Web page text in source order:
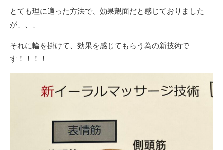
とても理に適った方法で、効果覿面だと感じておりました
が、、、
それに輪を掛けて、効果を感じてもらう為の新技術で
す！！！！